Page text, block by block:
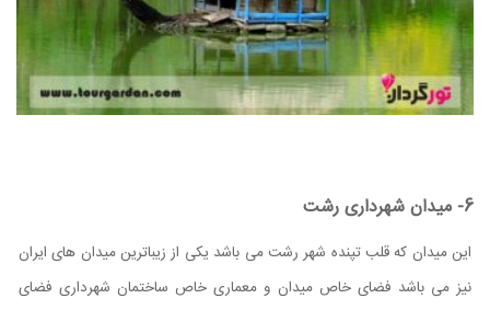
6- میدان شهرداری رشت
این میدان که قلب تپنده شهر رشت می باشد یکی از زیباترین میدان های ایران
نیز می باشد فضای خاص میدان و معماری خاص ساختمان شهرداری فضای